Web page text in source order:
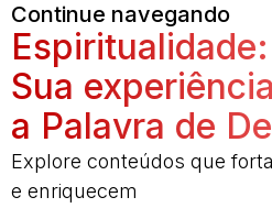
Continue navegando
Espiritualidade:
Sua
a Palavra de
Explore conteúdos que
e enriquecem